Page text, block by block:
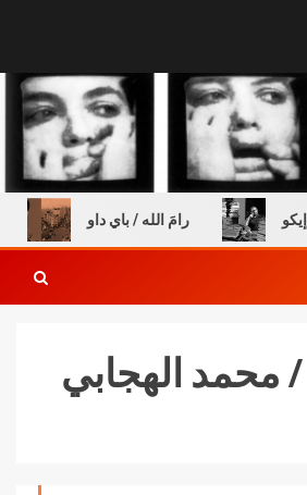
رامَ الله / باي داو
/ محمد الهجابي